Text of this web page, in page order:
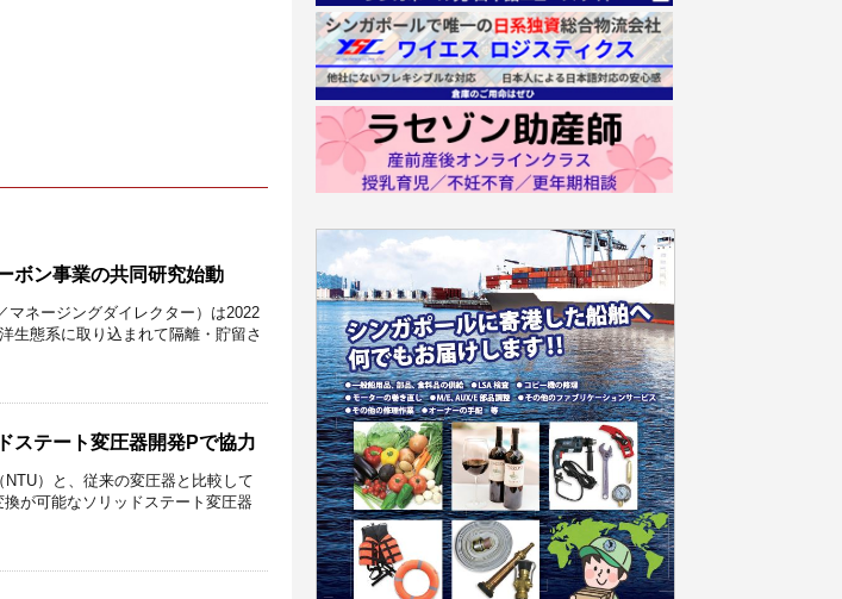
ボン事業の共同研究始動
マネージングダイレクター）は2022
生態系に取り込まれて隔離・貯留さ
ステート変圧器開発Pで協力
）と、従来の変圧器と比較して
が可能なソリッドステート変圧器